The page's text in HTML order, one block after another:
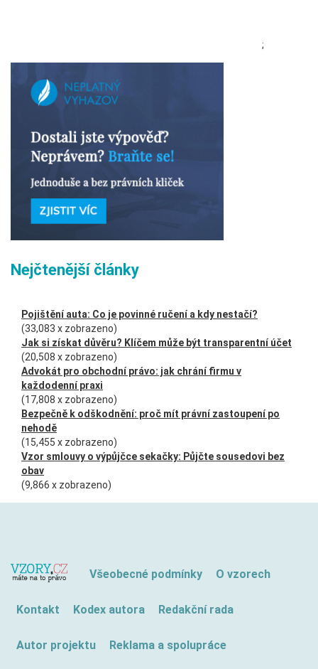
;
Nejčtenější články
Pojištění auta: Co je povinné ručení a kdy nestačí?
(33,083 x zobrazeno)
Jak si získat důvěru? Klíčem může být transparentní účet
(20,508 x zobrazeno)
Advokát pro obchodní právo: jak chrání firmu v
každodenní praxi
(17,808 x zobrazeno)
Bezpečně k odškodnění: proč mít právní zastoupení po
nehodě
(15,455 x zobrazeno)
Vzor smlouvy o výpůjčce sekačky: Půjčte sousedovi bez
obav
(9,866 x zobrazeno)
Všeobecné podmínky O vzorech
Kontakt Kodex autora Redakční rada
Autor projektu Reklama a spolupráce